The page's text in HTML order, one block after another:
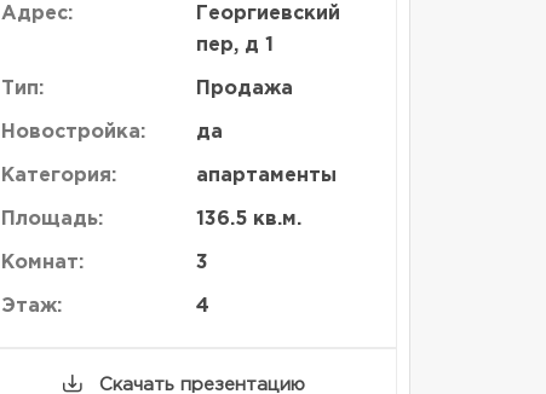
Адрес:
Георгиевский
пер, д 1
Тип: Продажа
Новостройка: да
Категория: апартаменты
Площадь: 136.5 кв.м.
Комнат: 3
Этаж: 4
Скачать презентацию